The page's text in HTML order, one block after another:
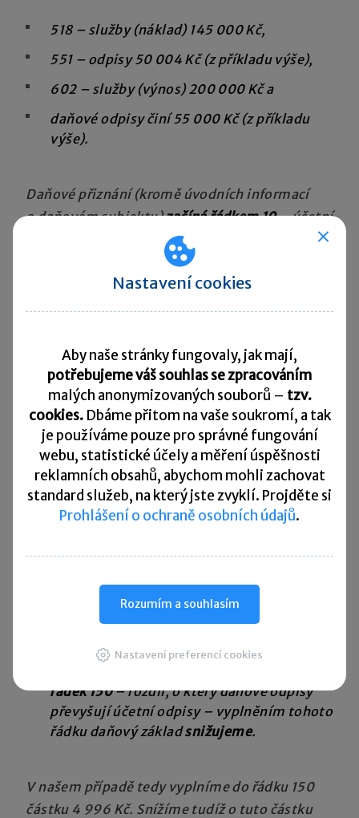
518 – služby (náklad) 145 000 Kč,
551 – odpisy 50 004 Kč (z příkladu výše),
602 – služby (výnos) 200 000 Kč a
daňové odpisy činí 55 000 Kč (z příkladu
výše).
Daňové přiznání (kromě úvodních informací
o daňovém subjektu)začíná řádkem 10– účetní
hospodářský výsledek (v našem případě
4 996 Kč). Údaj na tomto řádku bereme
z účetnictví a dále už jej na dalších řádcích
výsledku na „daňový“ základ daně.
Vidíme, že účetní odpisy (50 004 Kč) jsou
o 4 996 Kčnižší než daňové odpisy (55 000 Kč).
Účetní výsledek hospodaření musíme tedy
v rámci daňového přiznání upravit tak,
abychom základ daně snížili o částku 55 000 Kč
(podle ZDP), a ne jen o 50 004 Kč (podle ZoÚ).
a daňovými odpisyslouží v daňovém přiznání
řádek 50– rozdíl, o který účetní odpisy
tohoto řádku daňový základzvyšujeme
řádek 150– rozdíl, o který daňové odpisy
převyšují účetní odpisy – vyplněním tohoto
řádku daňový základsnižujeme.
V našem případě tedy vyplníme do řádku 150
částku 4 996 Kč. Snížíme tudíž o tuto částku
Nastavení cookies
Aby naše stránky fungovaly, jak mají,
potřebujeme váš souhlas se zpracováním
malých anonymizovaných souborů – tzv.
cookies. Dbáme přitom na vaše soukromí, a tak
je používáme pouze pro správné fungování
webu, statistické účely a měření úspěšnosti
reklamních obsahů, abychom mohli zachovat
standard služeb, na který jste zvyklí. Projděte si
Prohlášení o ochraně osobních údajů.
Rozumím a souhlasím
Nastavení preferencí cookies